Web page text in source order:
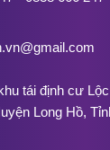
tái định cư
Long Hồ,